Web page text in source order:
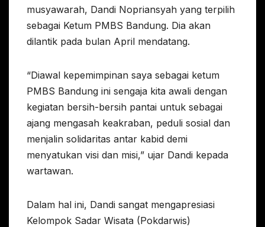
musyawarah, Dandi Nopriansyah yang terpilih
sebagai Ketum PMBS Bandung. Dia akan
dilantik pada bulan April mendatang.
“Diawal kepemimpinan saya sebagai ketum
PMBS Bandung ini sengaja kita awali dengan
kegiatan bersih-bersih pantai untuk sebagai
ajang mengasah keakraban, peduli sosial dan
menjalin solidaritas antar kabid demi
menyatukan visi dan misi,” ujar Dandi kepada
wartawan.
Dalam hal ini, Dandi sangat mengapresiasi
Kelompok Sadar Wisata (Pokdarwis)